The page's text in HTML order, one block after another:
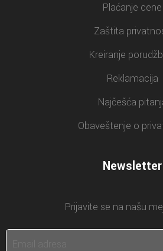
Plaćanje cene
Zaštita
Kreiranje
Reklamacija
Najčešća
Obaveštenje o
Newsletter
Prijavite se na našu